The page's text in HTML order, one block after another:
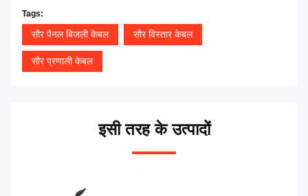
Tags:
सौर पैनल बिजली केबल सौर विस्तार केबल
सौर प्रणाली केबल
इसी तरह के उत्पादों